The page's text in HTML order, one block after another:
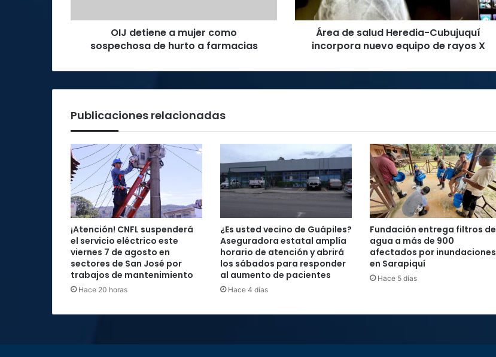
a
OIJ detiene a mujer como
sospechosa de hurto a farmacias
equipo
de
Área de salud Heredia-Cubujuquí
incorpora nuevo equipo de rayos X
Publicaciones relacionadas
¡Atención! CNFL suspenderá
el servicio eléctrico este
viernes 7 de agosto en
sectores de San José por
trabajos de mantenimiento
Hace 20 horas
¿Es usted vecino de Guápiles?
Aseguradora estatal amplía
horario de atención y abrirá
los sábados para responder
al aumento de pacientes
Hace 4 días
Fundación entrega filtros de
agua a más de 900
afectados por inundaciones
en Sarapiquí
Hace 5 días